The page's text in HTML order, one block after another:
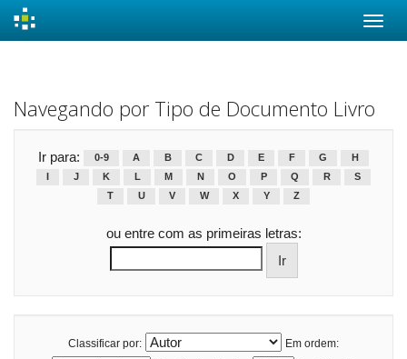
Navegando por Tipo de Documento Livro
Ir para: 0-9 A B C D E F G
H
J K L M N O P Q R
S
T
U V W X Y Z
ou entre com as primeiras letras:
Classificar por:
Em ordem: